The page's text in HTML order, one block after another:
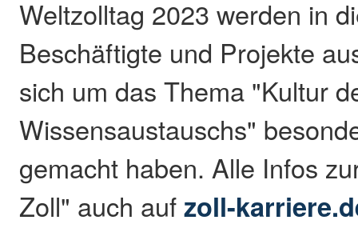
Weltzolltag 2023 werden in
Beschäftigte und Projekte
sich um das Thema "Kultur
Wissensaustauschs"
gemacht haben. Alle Infos
Zoll" auch aufzoll-